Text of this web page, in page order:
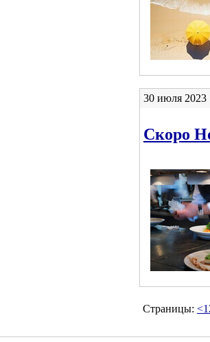
30 июля 2023
Скоро
Страницы: <1